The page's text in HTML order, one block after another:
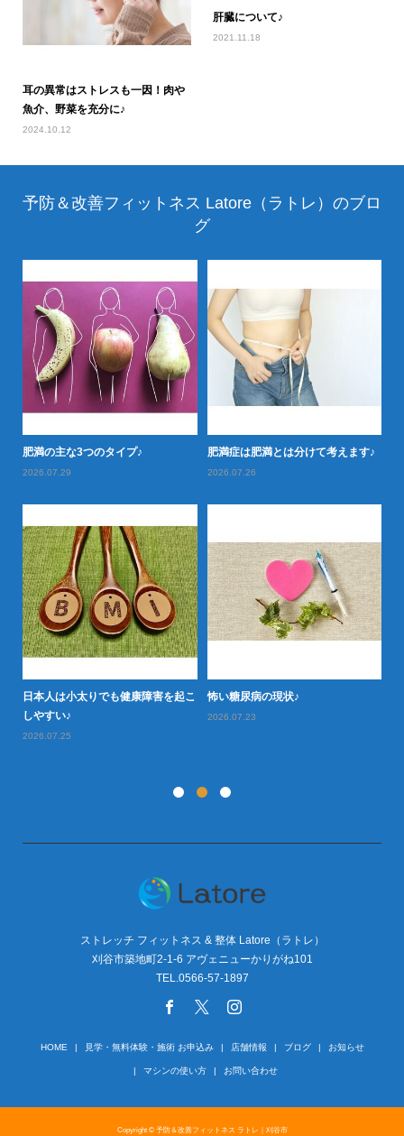
耳の異常はストレスも一因！肉や
魚介、野菜を充分に♪
2024.10.12
肝臓について♪
2021.11.18
予防＆改善フィットネス Latore（ラトレ）のブロ
グ
肥満の主な3つのタイプ♪
2026.07.29
肥満症は肥満とは分けて考えます♪
2026.07.26
日本人は小太りでも健康障害を起こ
しやすい♪
2026.07.25
怖い糖尿病の現状♪
2026.07.23
ストレッチ フィットネス & 整体 Latore（ラトレ）
刈谷市築地町2-1-6 アヴェニューかりがね101
TEL.0566-57-1897
HOME 見学・無料体験・施術 お申込み 店舗情報 ブログ お知らせ
マシンの使い方 お問い合わせ
Copyright © 予防＆改善フィットネス ラトレ｜刈谷市